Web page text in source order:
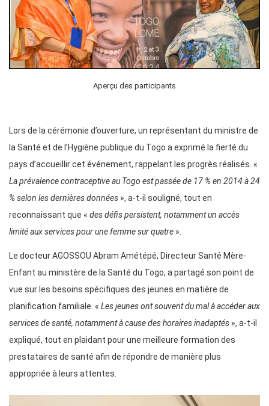
Aperçu des participants
Lors de la cérémonie d’ouverture, un représentant du ministre de
la Santé et de l’Hygiène publique du Togo a exprimé la fierté du
pays d’accueillir cet événement, rappelant les progrès réalisés. «
La prévalence contraceptive au Togo est passée de 17 % en 2014 à 24
% selon les dernières données », a-t-il souligné, tout en
reconnaissant que « des défis persistent, notamment un accès
limité aux services pour une femme sur quatre ».
Le docteur AGOSSOU Abram Amétépé, Directeur Santé Mère-
Enfant au ministère de la Santé du Togo, a partagé son point de
vue sur les besoins spécifiques des jeunes en matière de
planification familiale. « Les jeunes ont souvent du mal à accéder aux
services de santé, notamment à cause des horaires inadaptés », a-t-il
expliqué, tout en plaidant pour une meilleure formation des
prestataires de santé afin de répondre de manière plus
appropriée à leurs attentes.